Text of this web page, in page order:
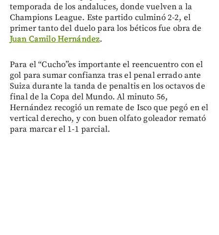
temporada de los andaluces, donde vuelven a la
Champions League. Este partido culminó 2-2, el
primer tanto del duelo para los béticos fue obra de
Juan Camilo Hernández.
Para el “Cucho”es importante el reencuentro con el
gol para sumar confianza tras el penal errado ante
Suiza durante la tanda de penaltis en los octavos de
final de la Copa del Mundo. Al minuto 56,
Hernández recogió un remate de Isco que pegó en el
vertical derecho, y con buen olfato goleador remató
para marcar el 1-1 parcial.